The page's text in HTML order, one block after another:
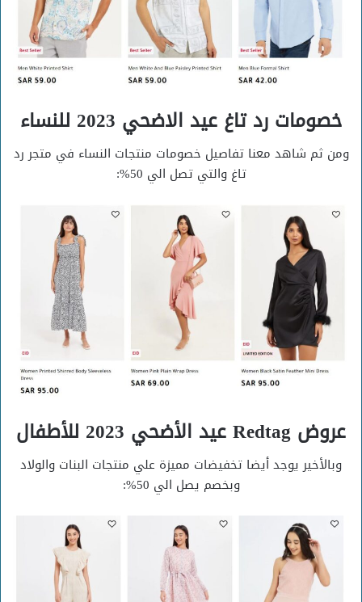
خصومات رد تاغ عيد الاضحي 2023 للنساء
ومن ثم شاهد معنا تفاصيل خصومات منتجات النساء في متجر رد
تاغ والتي تصل الي 50%:
عروض Redtag عيد الأضحي 2023 للأطفال
وبالأخير يوجد أيضا تخفيضات مميزة علي منتجات البنات والولاد
وبخصم يصل الي 50%: